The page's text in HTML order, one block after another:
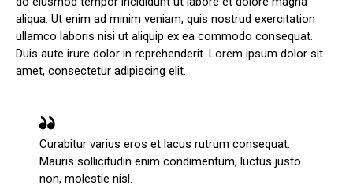
aliqua. Ut enim ad minim veniam, quis nostrud exercitation
ullamco laboris nisi ut aliquip ex ea commodo consequat.
Duis aute irure dolor in reprehenderit. Lorem ipsum dolor sit
amet, consectetur adipiscing elit.
Curabitur varius eros et lacus rutrum consequat.
Mauris sollicitudin enim condimentum, luctus justo
non, molestie nisl.